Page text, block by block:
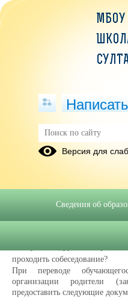
Часто
вопросы
Какие документы
проходить собеседование?
При переводе
организации родители
предоставить следующие
МБОУ
Версия для
Сведения об